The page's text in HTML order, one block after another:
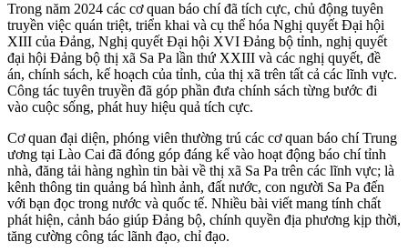
Trong năm 2024 các cơ quan báo chí đã tích cực, chủ động tuyên
truyền việc quán triệt, triển khai và cụ thể hóa Nghị quyết Đại hội
XIII của Đảng, Nghị quyết Đại hội XVI Đảng bộ tỉnh, nghị quyết
đại hội Đảng bộ thị xã Sa Pa lần thứ XXIII và các nghị quyết, đề
án, chính sách, kế hoạch của tỉnh, của thị xã trên tất cả các lĩnh vực.
Công tác tuyên truyền đã góp phần đưa chính sách từng bước đi
vào cuộc sống, phát huy hiệu quả tích cực.
Cơ quan đại diện, phóng viên thường trú các cơ quan báo chí Trung
ương tại Lào Cai đã đóng góp đáng kể vào hoạt động báo chí tỉnh
nhà, đăng tải hàng nghìn tin bài về thị xã Sa Pa trên các lĩnh vực; là
kênh thông tin quảng bá hình ảnh, đất nước, con người Sa Pa đến
với bạn đọc trong nước và quốc tế. Nhiều bài viết mang tính chất
phát hiện, cảnh báo giúp Đảng bộ, chính quyền địa phương kịp thời,
tăng cường công tác lãnh đạo, chỉ đạo.